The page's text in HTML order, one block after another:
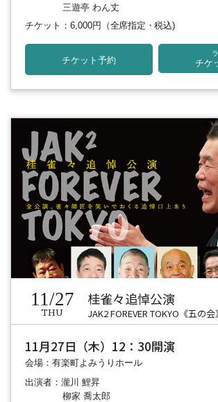
三遊亭 わん丈
チケット：6,000円
（全席指定・税込)
チケット予約 チケ
11/27
THU
桂雀々追悼公演
JAK2 FOREVER TOKYO《五の会
11月27日（木）12：30開演
会場：有楽町よみうりホール
出演者：瀧川 鯉昇
柳家 喬太郎